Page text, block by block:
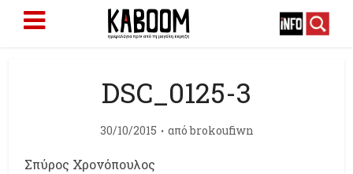
DSC_0125-3
30/10/2015 απόbrokoufiwn
Σπύρος Χρονόπουλος